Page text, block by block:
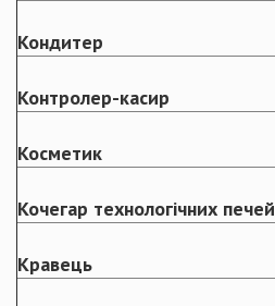
Кондитер
Контролер-касир
Косметик
Кочегар технологічних печей
Кравець